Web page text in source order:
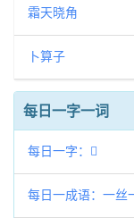
霜天晓角
卜算子
每日一字一词
每日一字：𡦝
每日一成语：一丝